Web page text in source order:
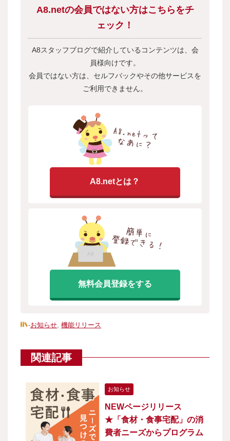
A8.netの会員ではない方はこちらをチ
ェック！
A8スタッフブログで紹介しているコンテンツは、会
員様向けです。
会員ではない方は、セルフバックやその他サービスを
ご利用できません。
A8.netとは？
無料会員登録をする
-お知らせ, 機能リリース
関連記事
お知らせ
NEWページリリース
★「食材・食事宅配」の消
費者ニーズからプログラム